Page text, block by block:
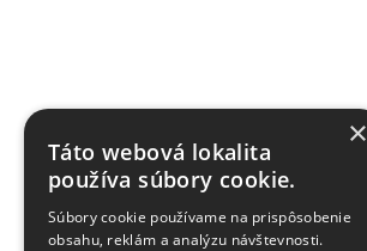
×
Táto webová lokalita
používa súbory cookie.
Súbory cookie používame na prispôsobenie
obsahu, reklám a analýzu návštevnosti.